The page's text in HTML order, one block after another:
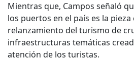
Mientras que, Campos señaló
los puertos en el país es la pieza
relanzamiento del turismo de
infraestructuras temáticas
atención de los turistas.